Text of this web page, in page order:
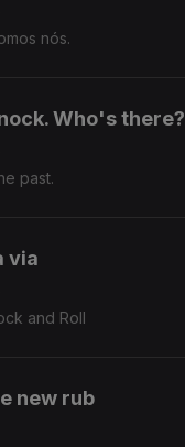
nós.
Who's there?
past.
via
and Roll
new rub